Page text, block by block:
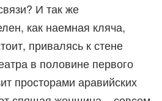
И так же
как наемная кляча,
привалясь к стене
в половине первого
просторами аравийских